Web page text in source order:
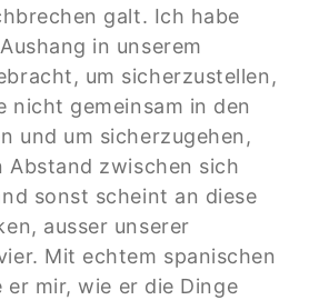
galt. Ich habe
in unserem
um sicherzustellen,
nicht gemeinsam in den
und um sicherzugehen,
Abstand zwischen sich
sonst scheint an diese
ausser unserer
Mit echtem spanischen
er mir, wie er die Dinge